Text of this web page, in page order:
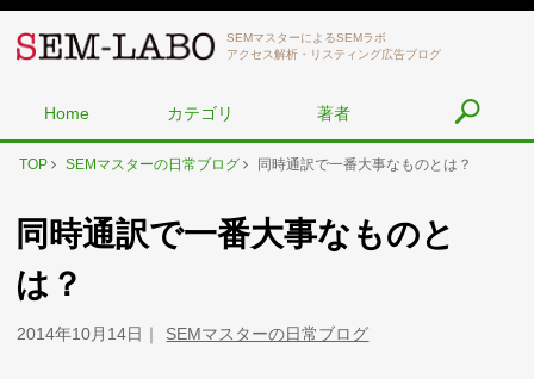
SEMマスターによるSEMラボ
アクセス解析・リスティング広告ブログ
Home カテゴリ 著者
TOP SEMマスターの日常ブログ 同時通訳で一番大事なものとは？
同時通訳で一番大事なものと
は？
2014年10月14日 SEMマスターの日常ブログ